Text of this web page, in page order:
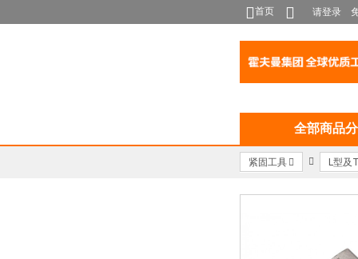
首页 请登录
全部商品
紧固工具 L型及